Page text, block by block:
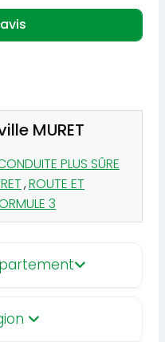
MURET
PLUS SÛRE
,ROUTE ET
3